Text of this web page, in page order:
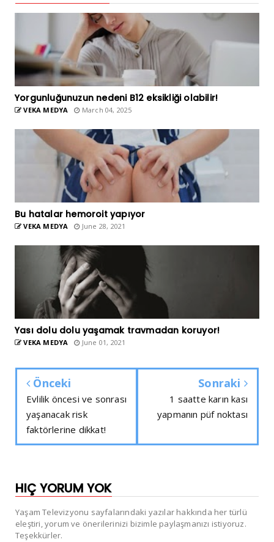
Yorgunluğunuzun nedeni B12 eksikliği olabilir!
VEKA MEDYA March 04, 2025
Bu hatalar hemoroit yapıyor
VEKA MEDYA June 28, 2021
Yası dolu dolu yaşamak travmadan koruyor!
VEKA MEDYA June 01, 2021
Önceki
Evlilik öncesi ve sonrası
yaşanacak risk
faktörlerine dikkat!
Sonraki
1 saatte karın kası
yapmanın püf noktası
HIÇ YORUM YOK
Yaşam Televizyonu sayfalarındaki yazılar hakkında her türlü
eleştiri, yorum ve önerilerinizi bizimle paylaşmanızı istiyoruz.
Teşekkürler.